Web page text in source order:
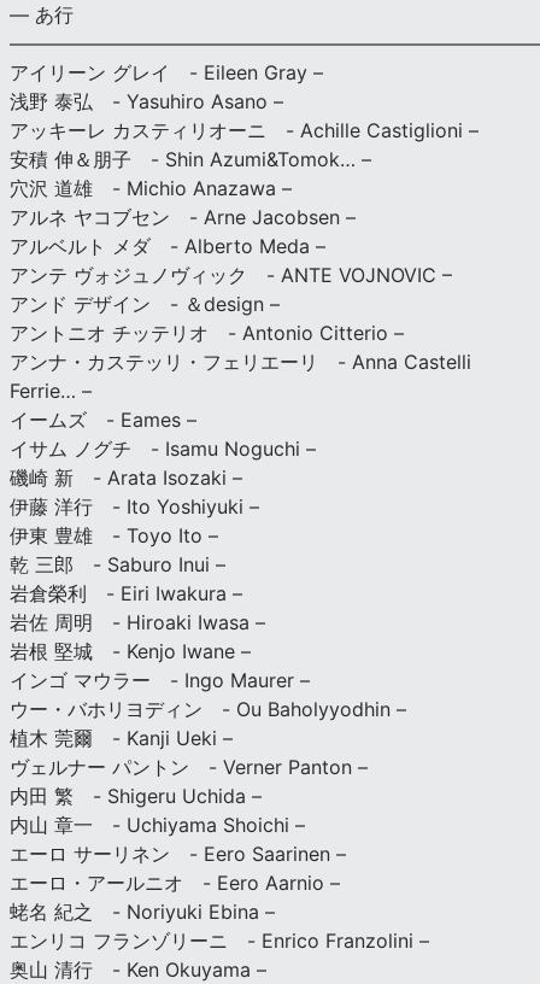
— あ行
アイリーン グレイ - Eileen Gray –
浅野 泰弘 - Yasuhiro Asano –
アッキーレ カスティリオーニ - Achille Castiglioni –
安積 伸＆朋子 - Shin Azumi&Tomok… –
穴沢 道雄 - Michio Anazawa –
アルネ ヤコブセン - Arne Jacobsen –
アルベルト メダ - Alberto Meda –
アンテ ヴォジュノヴィック - ANTE VOJNOVIC –
アンド デザイン - ＆design –
アントニオ チッテリオ - Antonio Citterio –
アンナ・カステッリ・フェリエーリ - Anna Castelli
Ferrie… –
イームズ - Eames –
イサム ノグチ - Isamu Noguchi –
磯崎 新 - Arata Isozaki –
伊藤 洋行 - Ito Yoshiyuki –
伊東 豊雄 - Toyo Ito –
乾 三郎 - Saburo Inui –
岩倉榮利 - Eiri Iwakura –
岩佐 周明 - Hiroaki Iwasa –
岩根 堅城 - Kenjo Iwane –
インゴ マウラー - Ingo Maurer –
ウー・バホリヨディン - Ou Baholyyodhin –
植木 莞爾 - Kanji Ueki –
ヴェルナー パントン - Verner Panton –
内田 繁 - Shigeru Uchida –
内山 章一 - Uchiyama Shoichi –
エーロ サーリネン - Eero Saarinen –
エーロ・アールニオ - Eero Aarnio –
蛯名 紀之 - Noriyuki Ebina –
エンリコ フランゾリーニ - Enrico Franzolini –
奥山 清行 - Ken Okuyama –